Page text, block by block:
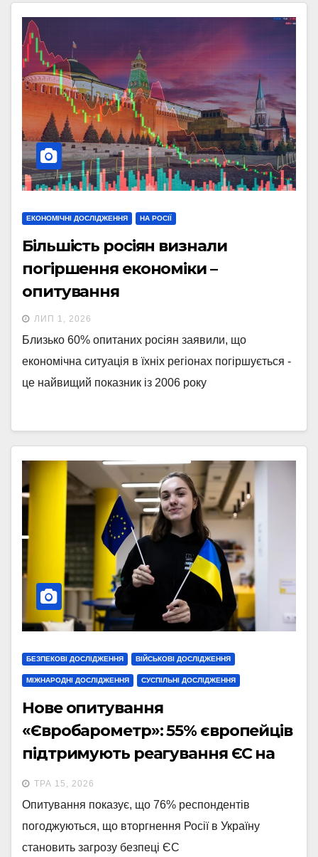
ЕКОНОМІЧНІ ДОСЛІДЖЕННЯ НА РОСІЇ
Більшість росіян визнали
погіршення економіки –
опитування
ЛИП 1, 2026
Близько 60% опитаних росіян заявили, що
економічна ситуація в їхніх регіонах погіршується -
це найвищий показник із 2006 року
БЕЗПЕКОВІ ДОСЛІДЖЕННЯ ВІЙСЬКОВІ ДОСЛІДЖЕННЯ
МІЖНАРОДНІ ДОСЛІДЖЕННЯ СУСПІЛЬНІ ДОСЛІДЖЕННЯ
Нове опитування
«Євробарометр»: 55% європейців
підтримують реагування ЄС на
вторгнення Росії в Україну
ТРА 15, 2026
Опитування показує, що 76% респондентів
погоджуються, що вторгнення Росії в Україну
становить загрозу безпеці ЄС